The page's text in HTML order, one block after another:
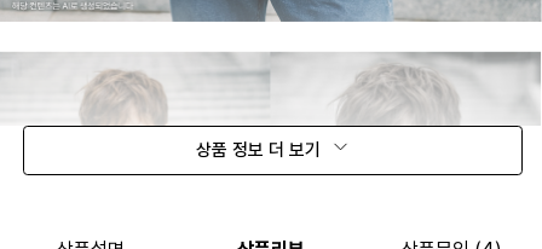
상품 정보 더 보기